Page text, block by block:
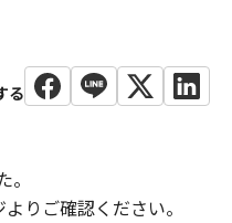
りご確認ください。